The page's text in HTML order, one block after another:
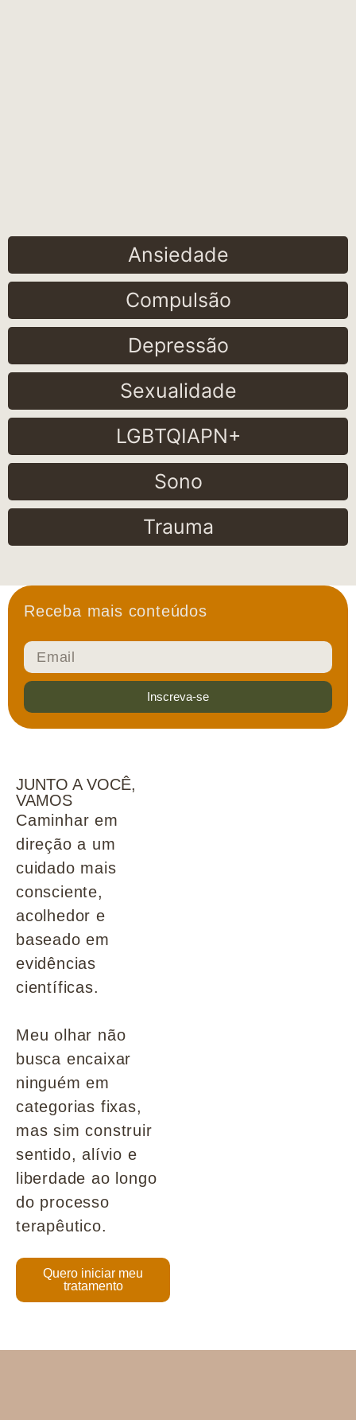
Ansiedade
Compulsão
Depressão
Sexualidade
LGBTQIAPN+
Sono
Trauma
Receba mais conteúdos
Inscreva-se
JUNTO A VOCÊ,
VAMOS
Caminhar em
direção a um
cuidado mais
consciente,
acolhedor e
baseado em
evidências
científicas.
Meu olhar não
busca encaixar
ninguém em
categorias fixas,
mas sim construir
sentido, alívio e
liberdade ao longo
do processo
terapêutico.
Quero iniciar meu
tratamento